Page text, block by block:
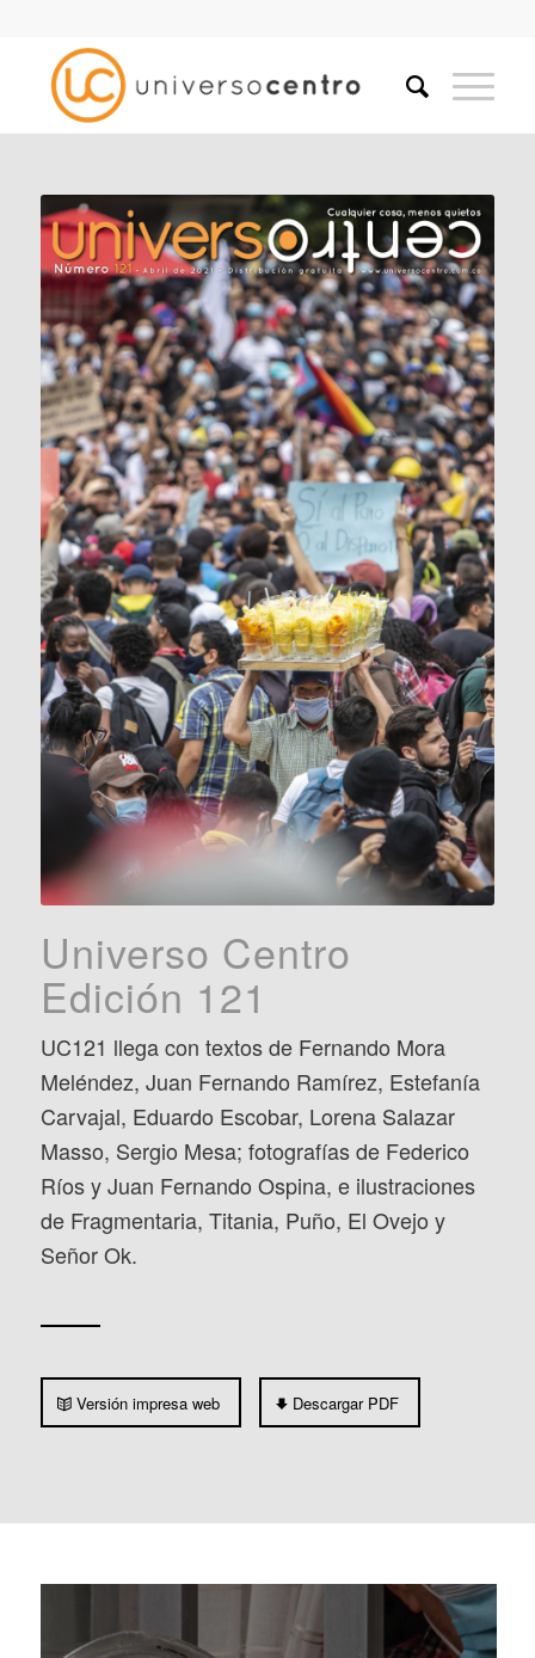
Universo Centro
Edición 121
UC121 llega con textos de Fernando Mora
Meléndez, Juan Fernando Ramírez, Estefanía
Carvajal, Eduardo Escobar, Lorena Salazar
Masso, Sergio Mesa; fotografías de Federico
Ríos y Juan Fernando Ospina, e ilustraciones
de Fragmentaria, Titania, Puño, El Ovejo y
Señor Ok.
Versión impresa web Descargar PDF